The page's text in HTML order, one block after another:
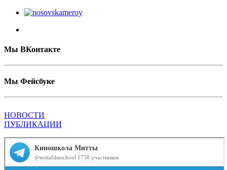
Мы ВКонтакте
Мы Фейсбуке
НОВОСТИ
ПУБЛИКАЦИИ